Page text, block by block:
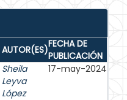
AUTOR(ES)FECHA DE
PUBLICACIÓN
Sheila
Leyva
López
17-may-2024